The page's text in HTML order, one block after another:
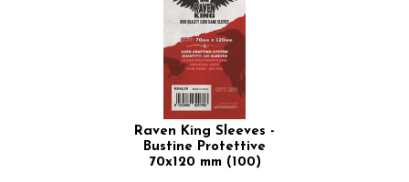
Raven King Sleeves -
Bustine Protettive
70x120 mm (100)